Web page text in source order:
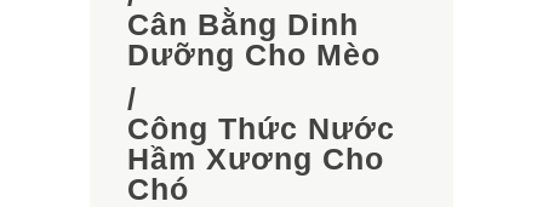
Cân Bằng Dinh
Dưỡng Cho Mèo
/
Công Thức Nước
Hầm Xương Cho
Chó